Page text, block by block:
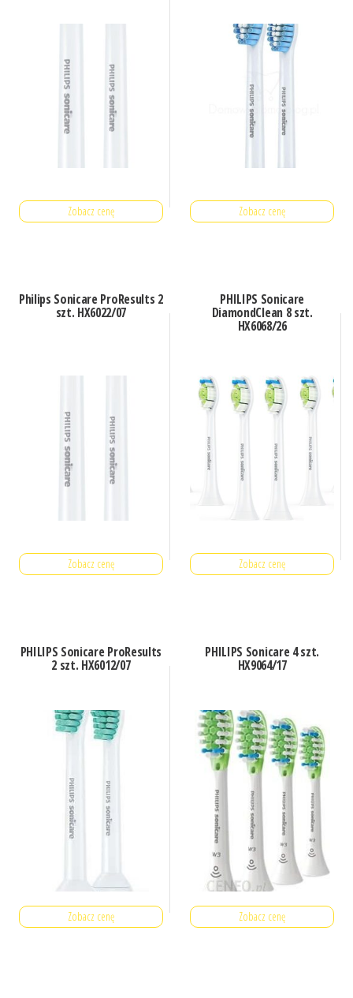
Zobacz cenę Zobacz cenę
Philips Sonicare ProResults 2
szt. HX6022/07
Zobacz cenę
PHILIPS Sonicare
DiamondClean 8 szt.
HX6068/26
Zobacz cenę
PHILIPS Sonicare ProResults
2 szt. HX6012/07
Zobacz cenę
PHILIPS Sonicare 4 szt.
HX9064/17
Zobacz cenę